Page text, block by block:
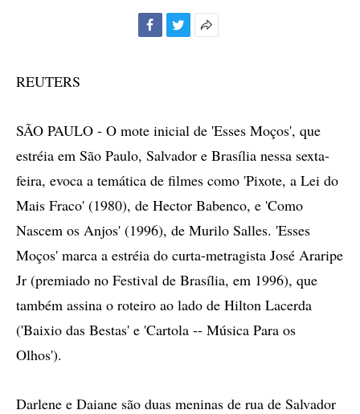
REUTERS
SÃO PAULO - O mote inicial de 'Esses Moços', que
estréia em São Paulo, Salvador e Brasília nessa sexta-
feira, evoca a temática de filmes como 'Pixote, a Lei do
Mais Fraco' (1980), de Hector Babenco, e 'Como
Nascem os Anjos' (1996), de Murilo Salles. 'Esses
Moços' marca a estréia do curta-metragista José Araripe
Jr (premiado no Festival de Brasília, em 1996), que
também assina o roteiro ao lado de Hilton Lacerda
('Baixio das Bestas' e 'Cartola -- Música Para os
Olhos').
Darlene e Daiane são duas meninas de rua de Salvador